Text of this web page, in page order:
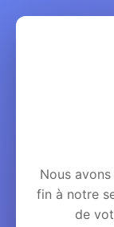
Nous
fin à notre
de